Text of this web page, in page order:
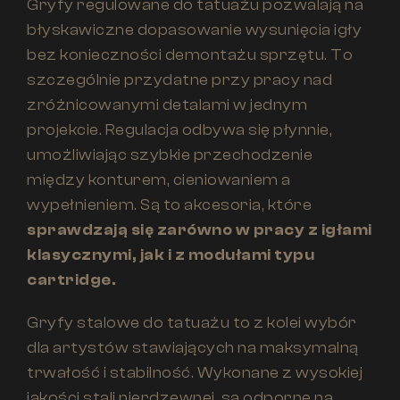
Gryfy regulowane do tatuażu pozwalają na
błyskawiczne dopasowanie wysunięcia igły
bez konieczności demontażu sprzętu. To
szczególnie przydatne przy pracy nad
zróżnicowanymi detalami w jednym
projekcie. Regulacja odbywa się płynnie,
umożliwiając szybkie przechodzenie
między konturem, cieniowaniem a
wypełnieniem. Są to akcesoria, które
sprawdzają się zarówno w pracy z igłami
klasycznymi, jak i z modułami typu
cartridge.
Gryfy stalowe do tatuażu to z kolei wybór
dla artystów stawiających na maksymalną
trwałość i stabilność. Wykonane z wysokiej